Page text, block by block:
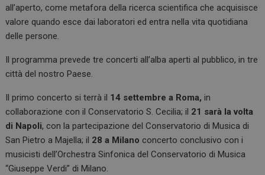
all’aperto, come metafora della ricerca scientifica che acquisisce
valore quando esce dai laboratori ed entra nella vita quotidiana
delle persone.
Il programma prevede tre concerti all’alba aperti al pubblico, in tre
città del nostro Paese.
Il primo concerto si terrà il 14 settembre a Roma, in
collaborazione con il Conservatorio S. Cecilia; il 21 sarà la volta
di Napoli, con la partecipazione del Conservatorio di Musica di
San Pietro a Majella; il 28 a Milano concerto conclusivo con i
musicisti dell’Orchestra Sinfonica del Conservatorio di Musica
“Giuseppe Verdi” di Milano.